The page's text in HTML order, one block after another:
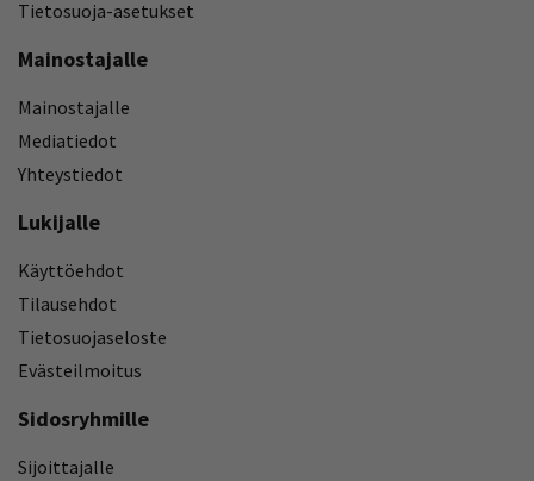
Tietosuoja-asetukset
Mainostajalle
Mainostajalle
Mediatiedot
Yhteystiedot
Lukijalle
Käyttöehdot
Tilausehdot
Tietosuojaseloste
Evästeilmoitus
Sidosryhmille
Sijoittajalle